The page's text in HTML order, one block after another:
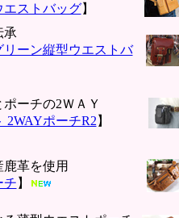
エストバッグ】
承
ーン縦型ウエストバ
ポーチの2ＷＡＹ
2WAYポーチR2 】
鹿革を使用
チ 】